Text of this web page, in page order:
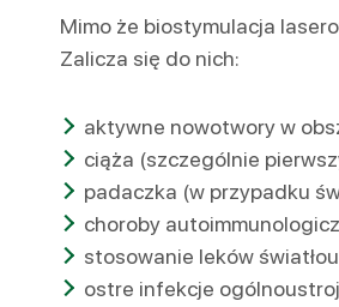
Mimo że biostymulacja
Zalicza się do nich:
aktywne nowotwory w
ciąża (szczególnie
padaczka (w przypadku
choroby
stosowanie leków
ostre infekcje